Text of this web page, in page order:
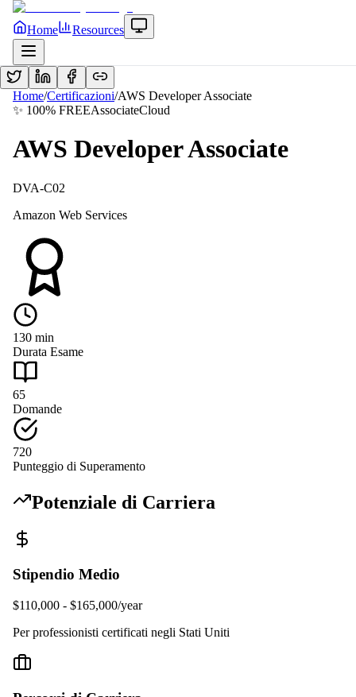
Home Resources
Home/Certificazioni/AWS Developer Associate
✨ 100% FREEAssociateCloud
AWS Developer Associate
DVA-C02
Amazon Web Services
130 min
Durata Esame
65
Domande
720
Punteggio di Superamento
Potenziale di Carriera
Stipendio Medio
$110,000 - $165,000/year
Per professionisti certificati negli Stati Uniti